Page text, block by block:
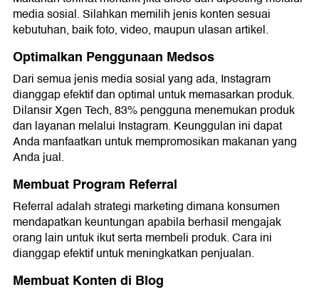
media sosial. Silahkan memilih jenis konten sesuai
kebutuhan, baik foto, video, maupun ulasan artikel.
Optimalkan Penggunaan Medsos
Dari semua jenis media sosial yang ada, Instagram
dianggap efektif dan optimal untuk memasarkan produk.
Dilansir Xgen Tech, 83% pengguna menemukan produk
dan layanan melalui Instagram. Keunggulan ini dapat
Anda manfaatkan untuk mempromosikan makanan yang
Anda jual.
Membuat Program Referral
Referral adalah strategi marketing dimana konsumen
mendapatkan keuntungan apabila berhasil mengajak
orang lain untuk ikut serta membeli produk. Cara ini
dianggap efektif untuk meningkatkan penjualan.
Membuat Konten di Blog